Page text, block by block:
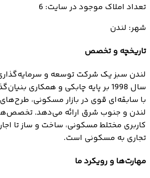
تعداد املاک موجود در سایت: 6
شهر: لندن
تاریخچه و تخصص
لندن سبز یک شرکت توسعه و
سال 1998 بر پایه چابکی و همکاری
با سابقه‌ای قوی در بازار مسکونی، طرح‌های
لندن و جنوب شرق ارائه می‌دهد.
کاربری مختلط مسکونی، ساخت و ساز تا
تجاری به مسکونی است.
مهارت‌ها و رویکرد ما